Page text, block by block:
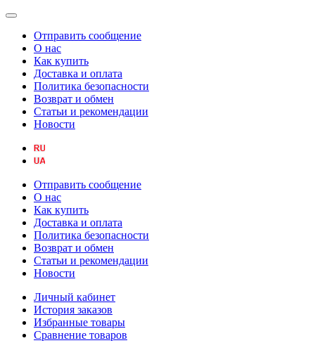
Отправить сообщение
О нас
Как купить
Доставка и оплата
Политика безопасности
Возврат и обмен
Статьи и рекомендации
Новости
Отправить сообщение
О нас
Как купить
Доставка и оплата
Политика безопасности
Возврат и обмен
Статьи и рекомендации
Новости
Личный кабинет
История заказов
Избранные товары
Сравнение товаров